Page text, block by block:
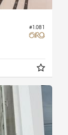
#1.081